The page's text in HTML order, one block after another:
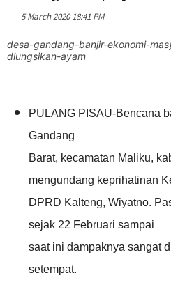
5 March 2020 18:41 PM
desa-gandang-banjir-ekonomi-
diungsikan-ayam
PULANG PISAU-Bencana
Gandang
Barat, kecamatan Maliku,
mengundang keprihatinan
DPRD Kalteng, Wiyatno.
sejak 22 Februari sampai
saat ini dampaknya sangat
setempat.